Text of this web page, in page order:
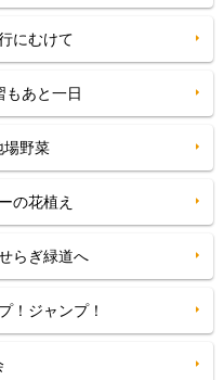
にむけて
もあと一日
場野菜
の花植え
らぎ緑道へ
！ジャンプ！